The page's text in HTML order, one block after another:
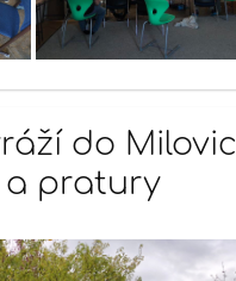
do Milovic
a pratury